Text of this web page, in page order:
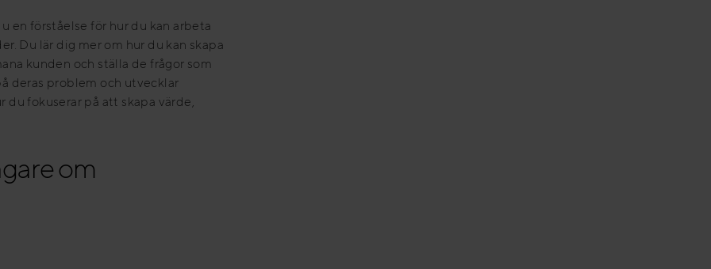
en förståelse för hur du kan arbeta
Du lär dig mer om hur du kan skapa
kunden och ställa de frågor som
deras problem och utvecklar
fokuserar på att skapa värde,
om